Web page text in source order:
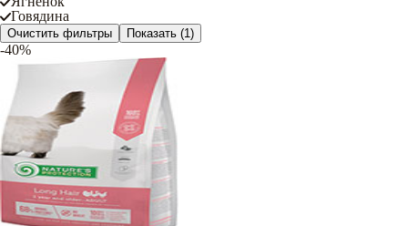
Говядина
Очистить фильтры Показать (1)
-40%